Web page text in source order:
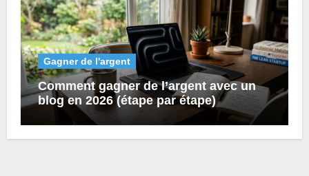
Gagner de l'argent
Comment gagner de l’argent avec un
blog en 2026 (étape par étape)